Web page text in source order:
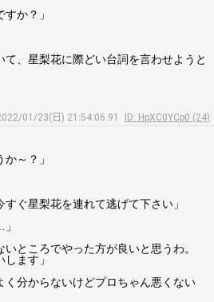
か？」
、星梨花に際どい台詞を言わせようと
01/23(日) 21:54:06.91
ID: HpXC0YCp0 (24)
～？」
ぐ星梨花を連れて逃げて下さい」
ところでやった方が良いと思うわ。
ます」
く分からないけどプロちゃん悪くない